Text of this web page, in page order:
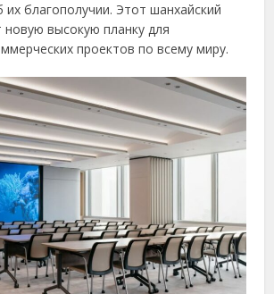
благополучии. Этот шанхайский
новую высокую планку для
проектов по всему миру.